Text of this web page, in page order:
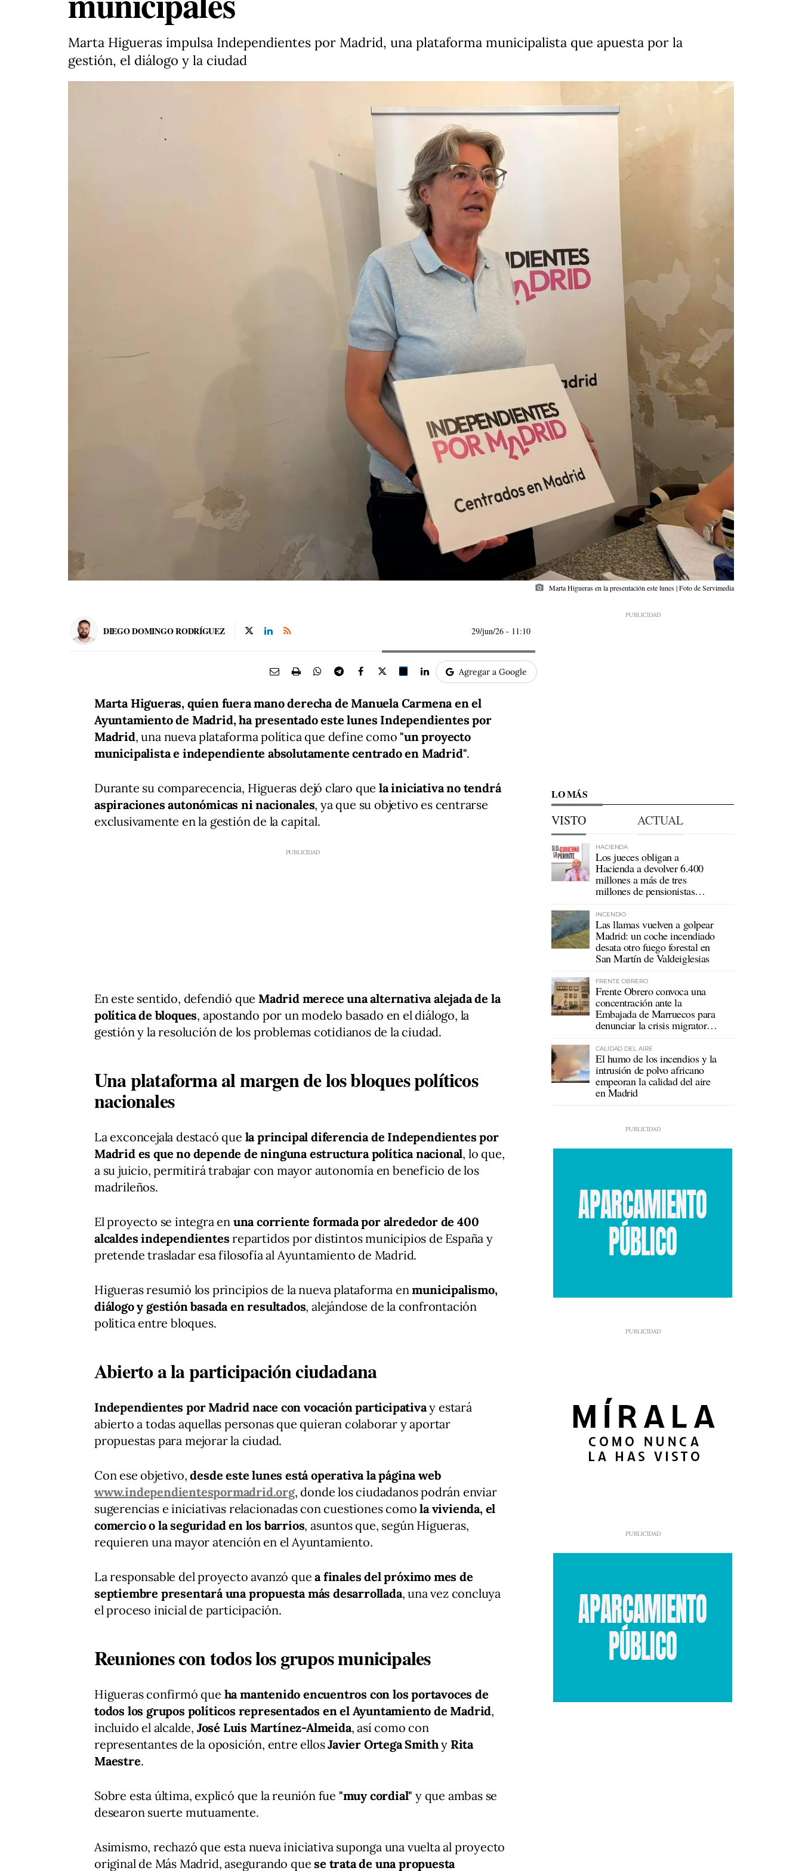
Marta Higueras impulsa Independientes por Madrid, una plataforma municipalista que apuesta por la
gestión, el diálogo y la ciudad
photo_camera Marta Higueras en la presentación este lunes | Foto de Servimedia
DIEGO DOMINGO RODRÍGUEZ 29/jun/26 - 11:10
Agregar a Google
Marta Higueras, quien fuera mano derecha de Manuela Carmena en el
Ayuntamiento de Madrid, ha presentado este lunes Independientes por
Madrid, una nueva plataforma política que define como"un proyecto
municipalista e independiente absolutamente centrado en Madrid".
Durante su comparecencia, Higueras dejó claro que la iniciativa no tendrá
aspiraciones autonómicas ni nacionales, ya que su objetivo es centrarse
exclusivamente en la gestión de la capital.
En este sentido, defendió que Madrid merece una alternativa alejada de la
política de bloques, apostando por un modelo basado en el diálogo, la
gestión y la resolución de los problemas cotidianos de la ciudad.
Una plataforma al margen de los bloques políticos
nacionales
La exconcejala destacó que la principal diferencia de Independientes por
Madrid es que no depende de ninguna estructura política nacional, lo que,
a su juicio, permitirá trabajar con mayor autonomía en beneficio de los
madrileños.
El proyecto se integra en una corriente formada por alrededor de 400
alcaldes independientes repartidos por distintos municipios de España y
pretende trasladar esa filosofía al Ayuntamiento de Madrid.
Higueras resumió los principios de la nueva plataforma enmunicipalismo,
diálogo y gestión basada en resultados, alejándose de la confrontación
política entre bloques.
Abierto a la participación ciudadana
Independientes por Madrid nace con vocación participativay estará
abierto a todas aquellas personas que quieran colaborar y aportar
propuestas para mejorar la ciudad.
Con ese objetivo,desde este lunes está operativa la página web
www.independientespormadrid.org, donde los ciudadanos podrán enviar
sugerencias e iniciativas relacionadas con cuestiones comola vivienda, el
comercio o la seguridad en los barrios, asuntos que, según Higueras,
requieren una mayor atención en el Ayuntamiento.
La responsable del proyecto avanzó quea finales del próximo mes de
septiembre presentará una propuesta más desarrollada, una vez concluya
el proceso inicial de participación.
Reuniones con todos los grupos municipales
Higueras confirmó que ha mantenido encuentros con los portavoces de
todos los grupos políticos representados en el Ayuntamiento de Madrid,
incluido el alcalde, José Luis Martínez-Almeida, así como con
representantes de la oposición, entre ellosJavier Ortega Smithy Rita
Maestre.
Sobre esta última, explicó que la reunión fue "muy cordial" y que ambas se
desearon suerte mutuamente.
Asimismo, rechazó que esta nueva iniciativa suponga una vuelta al proyecto
original de Más Madrid, asegurando quese trata de una propuesta
LO MÁS
VISTO ACTUAL
HACIENDA
Los jueces obligan a
Hacienda a devolver 6.400
millones a más de tres
millones de pensionistas
INCENDIO
Las llamas vuelven a golpear
Madrid: un coche incendiado
desata otro fuego forestal en
San Martín de Valdeiglesias
FRENTE OBRERO
Frente Obrero convoca una
concentración ante la
Embajada de Marruecos para
denunciar la crisis migratoria
CALIDAD DEL AIRE
El humo de los incendios y la
intrusión de polvo africano
empeoran la calidad del aire
en Madrid